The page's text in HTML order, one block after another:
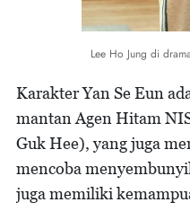
Lee Ho Jung di
Karakter Yan Se Eun
mantan Agen Hitam
Guk Hee), yang juga
mencoba
juga memiliki